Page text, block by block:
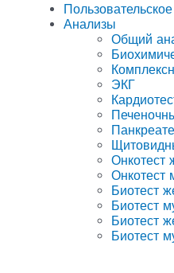
Анализы
Общий
ЭКГ
Онкотест
Онкотест
Биотест
Биотест
Биотест
Биотест